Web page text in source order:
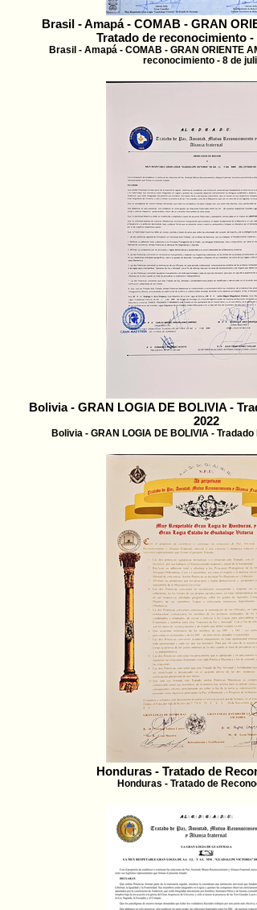
Brasil - Amapá - COMAB - GRAN
Tratado de reconocimiento -
Brasil - Amapá - COMAB - GRAN ORIENTE
reconocimiento - 8 de
Bolivia - GRAN LOGIA DE BOLIVIA -
2022
Bolivia - GRAN LOGIA DE BOLIVIA -
Honduras - Tratado de
Honduras - Tratado de